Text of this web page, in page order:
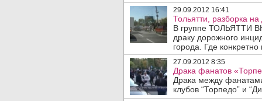
29.09.2012 16:41
Тольятти, разборка на
В группе ТОЛЬЯТТИ
драку дорожного
города. Где
27.09.2012 8:35
Драка фанатов
Драка между
клубов “Торпедо” и